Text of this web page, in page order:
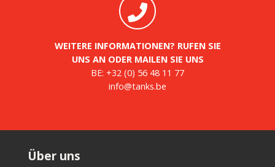
WEITERE INFORMATIONEN? RUFEN SIE
UNS AN ODER MAILEN SIE UNS
BE: +32 (0) 56 48 11 77
info@tanks.be
Über uns